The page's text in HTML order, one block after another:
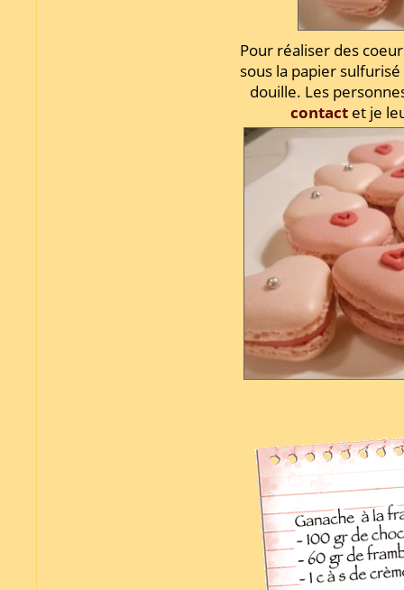
Pour réaliser des
sous la papier
douille. Les
contactet je